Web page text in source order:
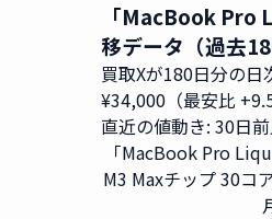
「MacBook Pro
移データ（過去
買取Xが180日分の
¥34,000（最安比
直近の値動き: 30日
「MacBook Pro
M3 Maxチップ 30コ